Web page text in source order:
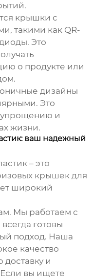
крышки с
такими как QR-
Это
о продукте или
дизайны
Это
упрощению и
жизни.
ваш надежный
– это
крышек для
широкий
Мы работаем с
готовы
подход. Наша
качество
и
вы ищете